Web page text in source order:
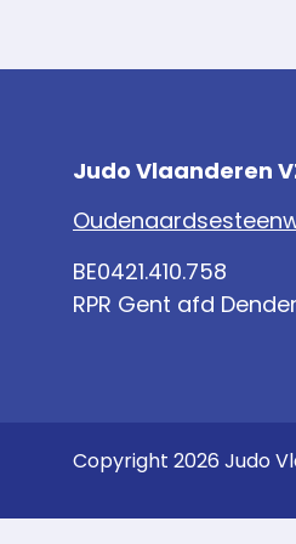
Judo Vlaanderen
BE0421.410.758
RPR Gent afd
Copyright 2026 Judo